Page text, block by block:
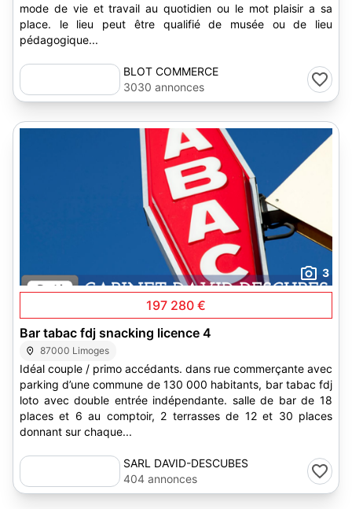
mode de vie et travail au quotidien ou le mot plaisir a sa
place. le lieu peut être qualifié de musée ou de lieu
pédagogique...
BLOT COMMERCE
3030 annonces
3
197 280 €
Bar tabac fdj snacking licence 4
87000 Limoges
Idéal couple / primo accédants. dans rue commerçante avec
parking d’une commune de 130 000 habitants, bar tabac fdj
loto avec double entrée indépendante. salle de bar de 18
places et 6 au comptoir, 2 terrasses de 12 et 30 places
donnant sur chaque...
SARL DAVID-DESCUBES
404 annonces